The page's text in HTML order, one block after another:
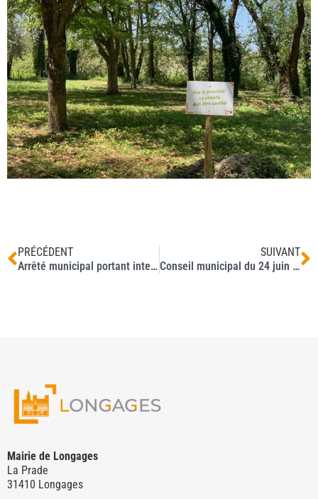
PRÉCÉDENT
Arrêté municipal portant interdiction des regroupements de plus de deux personnes susceptibles de troubler l’ordre public sur la voie publique et les voies privées ouvertes au public
SUIVANT
Conseil municipal du 24 juin 2025
Mairie de Longages
La Prade
31410 Longages